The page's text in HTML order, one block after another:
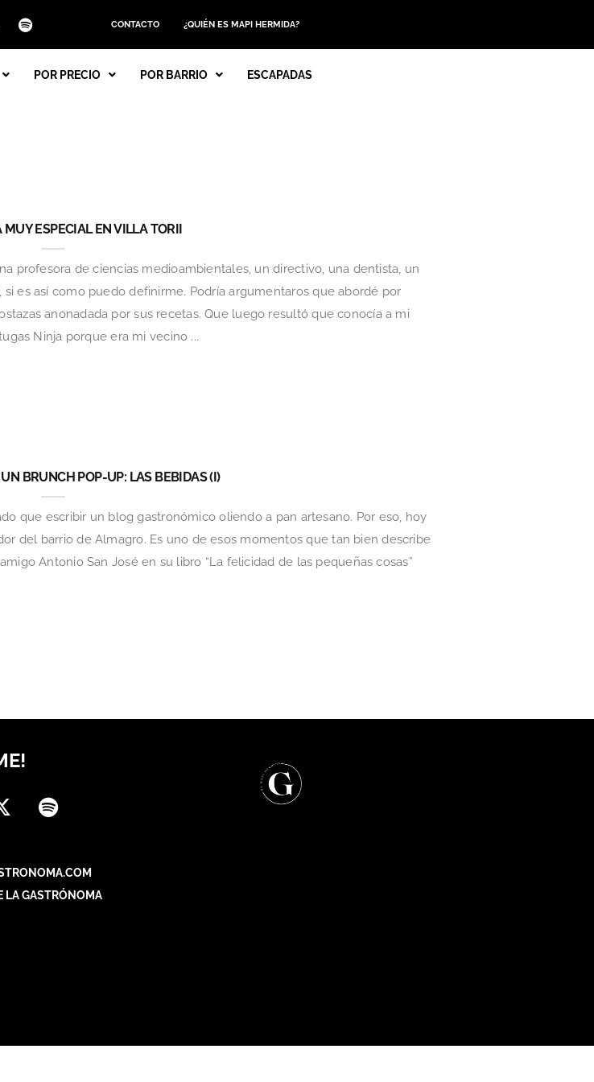
CONTACTO ¿QUIÉN ES MAPI HERMIDA?
POR PRECIO POR BARRIO ESCAPADAS
ESPECIAL EN VILLA TORII
profesora de ciencias medioambientales, un directivo, una dentista, un
es así como puedo definirme. Podría argumentaros que abordé por
anonadada por sus recetas. Que luego resultó que conocía a mi
Ninja porque era mi vecino ...
BRUNCH POP-UP: LAS BEBIDAS (I)
que escribir un blog gastronómico oliendo a pan artesano. Por eso, hoy
del barrio de Almagro. Es uno de esos momentos que tan bien describe
Antonio San José en su libro “La felicidad de las pequeñas cosas”
LA GASTRÓNOMA